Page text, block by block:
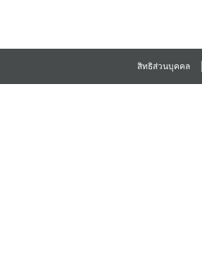
สิทธิส่วนบุคคล